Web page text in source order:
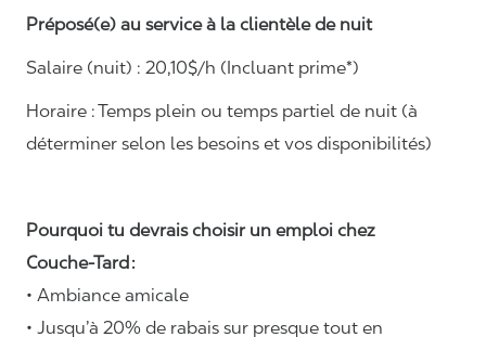
Préposé(e) au service à la clientèle de nuit
Salaire (nuit) : 20,10$/h (Incluant prime*)
Horaire :Temps plein ou temps partiel de nuit (à
déterminer selon les besoins et vos disponibilités)
Pourquoi tu devrais choisir un emploi chez
Couche-Tard :
• Ambiance amicale
• Jusqu’à 20% de rabais sur presque tout en